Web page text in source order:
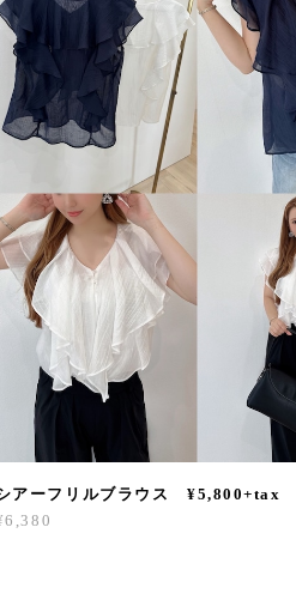
アーフリルブラウス ¥5,800+tax